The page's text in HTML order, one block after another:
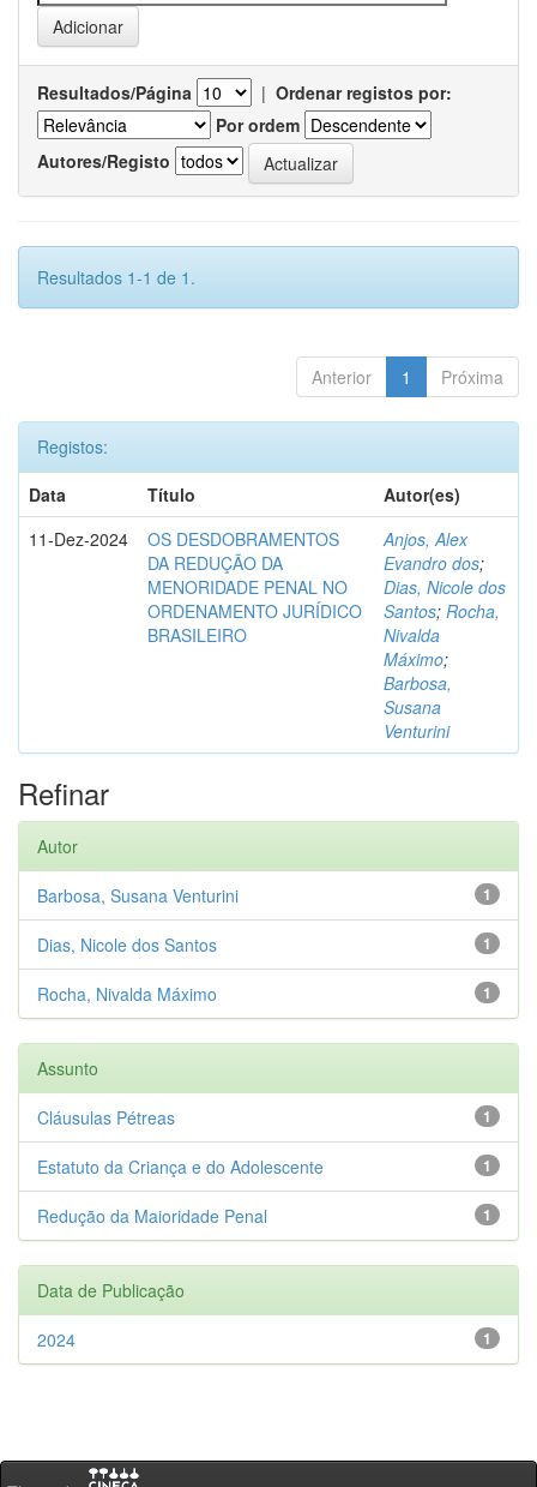
Resultados/Página | Ordenar registos por:
Por ordem
Autores/Registo
Resultados 1-1 de 1.
Anterior 1 Próxima
Registos:
Data
Título
Autor(es)
11-Dez-2024
OS DESDOBRAMENTOS
DA REDUÇÃO DA
MENORIDADE PENAL NO
ORDENAMENTO JURÍDICO
BRASILEIRO
Anjos, Alex
Evandro dos;
Dias, Nicole dos
Santos; Rocha,
Nivalda
Máximo;
Barbosa,
Susana
Venturini
Refinar
Autor
1
Barbosa, Susana Venturini
1
Dias, Nicole dos Santos
1
Rocha, Nivalda Máximo
Assunto
1
Cláusulas Pétreas
1
Estatuto da Criança e do Adolescente
1
Redução da Maioridade Penal
Data de Publicação
1
2024